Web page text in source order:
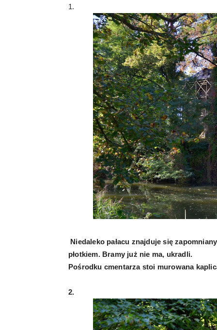
1.
Niedaleko pałacu znajduje się
płotkiem. Bramy już nie ma, ukradli.
Pośrodku cmentarza stoi murowana
2.